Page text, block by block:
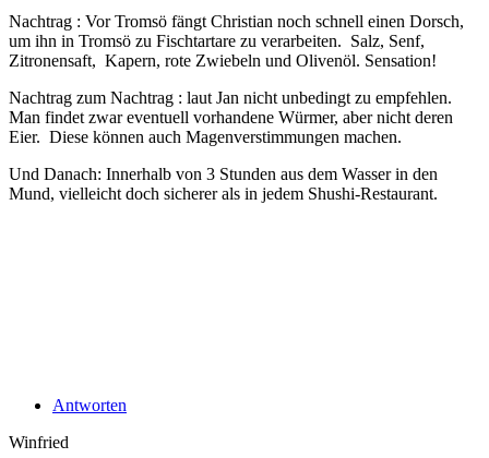
Nachtrag : Vor Tromsö fängt Christian noch schnell einen Dorsch,
um ihn in Tromsö zu Fischtartare zu verarbeiten. Salz, Senf,
Zitronensaft, Kapern, rote Zwiebeln und Olivenöl. Sensation!
Nachtrag zum Nachtrag : laut Jan nicht unbedingt zu empfehlen.
Man findet zwar eventuell vorhandene Würmer, aber nicht deren
Eier. Diese können auch Magenverstimmungen machen.
Und Danach: Innerhalb von 3 Stunden aus dem Wasser in den
Mund, vielleicht doch sicherer als in jedem Shushi-Restaurant.
Antworten
Winfried